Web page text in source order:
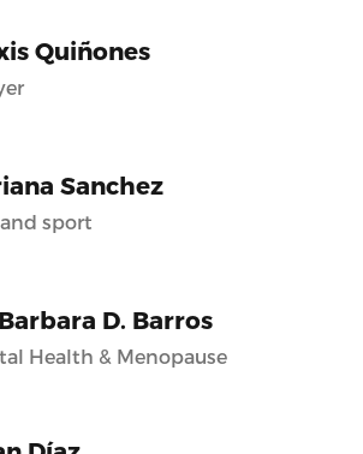
Quiñones
Sanchez
sport
D. Barros
Health & Menopause